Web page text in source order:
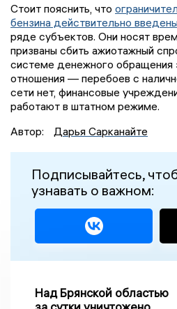
Стоит пояснить, что
бензина действительно
ряде субъектов. Они носят
призваны сбить ажиотажный
системе денежного
отношения — перебоев с
сети нет, финансовые
работают в штатном режиме.
Автор:
Дарья Сарканайте
Подписывайтесь,
узнавать о важном:
Над Брянской областью